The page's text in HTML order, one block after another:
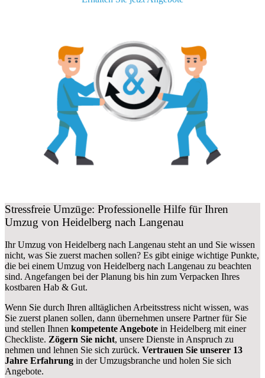
Stressfreie Umzüge: Professionelle Hilfe für Ihren
Umzug von Heidelberg nach Langenau
Ihr Umzug von Heidelberg nach Langenau steht an und Sie wissen
nicht, was Sie zuerst machen sollen? Es gibt einige wichtige Punkte,
die bei einem Umzug von Heidelberg nach Langenau zu beachten
sind. Angefangen bei der Planung bis hin zum Verpacken Ihres
kostbaren Hab & Gut.
Wenn Sie durch Ihren alltäglichen Arbeitsstress nicht wissen, was
Sie zuerst planen sollen, dann übernehmen unsere Partner für Sie
und stellen Ihnen kompetente Angebote in Heidelberg mit einer
Checkliste. Zögern Sie nicht, unsere Dienste in Anspruch zu
nehmen und lehnen Sie sich zurück. Vertrauen Sie unserer 13
Jahre Erfahrung in der Umzugsbranche und holen Sie sich
Angebote.